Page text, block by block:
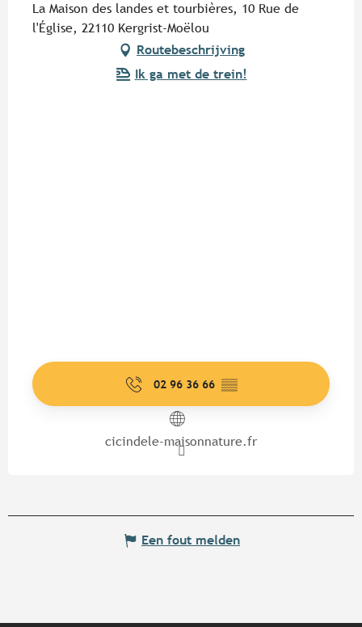
La Maison des landes et tourbières, 10 Rue de
l'Église, 22110 Kergrist-Moëlou
Routebeschrijving
Ik ga met de trein!
02 96 36 66 ▒▒
cicindele-maisonnature.fr
Een fout melden